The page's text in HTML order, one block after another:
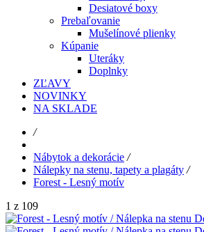
Desiatové boxy
Prebaľovanie
Mušelínové plienky
Kúpanie
Uteráky
Doplnky
ZĽAVY
NOVINKY
NA SKLADE
/
Nábytok a dekorácie /
Nálepky na stenu, tapety a plagáty /
Forest - Lesný motív
1 z 109